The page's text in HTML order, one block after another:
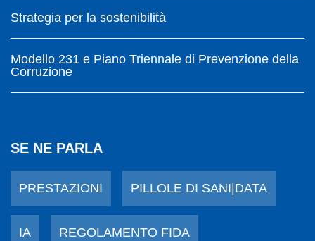
Strategia per la sostenibilità
Modello 231 e Piano Triennale di Prevenzione della
Corruzione
SE NE PARLA
PRESTAZIONI PILLOLE DI SANI|DATA
IA REGOLAMENTO FIDA